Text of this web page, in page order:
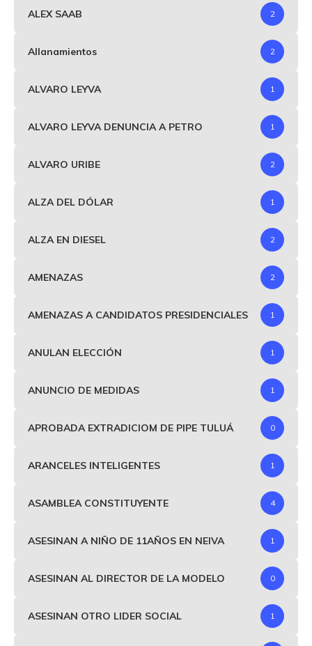
ALEX SAAB 2
Allanamientos 2
ALVARO LEYVA 1
ALVARO LEYVA DENUNCIA A PETRO 1
ALVARO URIBE 2
ALZA DEL DÓLAR 1
ALZA EN DIESEL 2
AMENAZAS 2
AMENAZAS A CANDIDATOS PRESIDENCIALES 1
ANULAN ELECCIÓN 1
ANUNCIO DE MEDIDAS 1
APROBADA EXTRADICIOM DE PIPE TULUÁ 0
ARANCELES INTELIGENTES 1
ASAMBLEA CONSTITUYENTE 4
ASESINAN A NIÑO DE 11AÑOS EN NEIVA 1
ASESINAN AL DIRECTOR DE LA MODELO 0
ASESINAN OTRO LIDER SOCIAL 1